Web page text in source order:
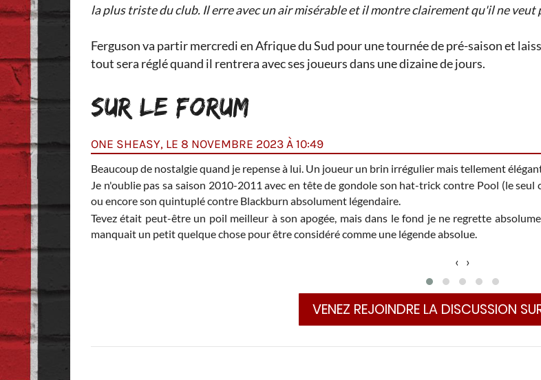
la plus triste du club. Il erre avec un air misérable et il montre clairement qu'il ne veut
Ferguson va partir mercredi en Afrique du Sud pour une tournée de pré-saison et
tout sera réglé quand il rentrera avec ses joueurs dans une dizaine de jours.
SUR LE FORUM
ONE SHEASY, LE 8 NOVEMBRE 2023 À 10:49
Beaucoup de nostalgie quand je repense à lui. Un joueur un brin irrégulier mais tellement
Je n'oublie pas sa saison 2010-2011 avec en tête de gondole son hat-trick contre Pool (le
ou encore son quintuplé contre Blackburn absolument légendaire.
Tevez était peut-être un poil meilleur à son apogée, mais dans le fond je ne regrette
manquait un petit quelque chose pour être considéré comme une légende absolue.
‹ ›
VENEZ REJOINDRE LA DISCUSSION